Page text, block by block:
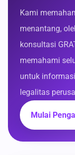
Kami
menantang,
konsultasi
memahami
untuk
legalitas
Mulai